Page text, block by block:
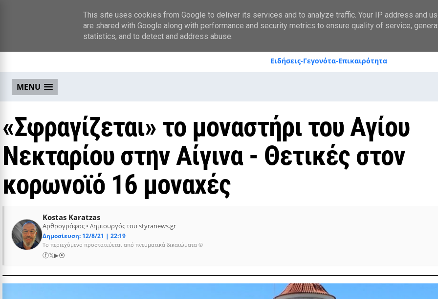
styranews.gr
Ειδήσεις-Γεγονότα-Επικαιρότητα
MENU
«Σφραγίζεται» το μοναστήρι του Αγίου
Νεκταρίου στην Αίγινα - Θετικές στον
κορωνοϊό 16 μοναχές
Kostas Karatzas
Αρθρογράφος • Δημιουργός του styranews.gr
Δημοσίευση: 12/8/21 | 22:19
Το περιεχόμενο προστατεύεται από πνευματικά δικαιώματα ©
ⓕ𝕏▶⦿
This site uses cookies from Google to deliver its services and to analyze traffic. Your IP address and
are shared with Google along with performance and security metrics to ensure quality of service,
statistics, and to detect and address abuse.